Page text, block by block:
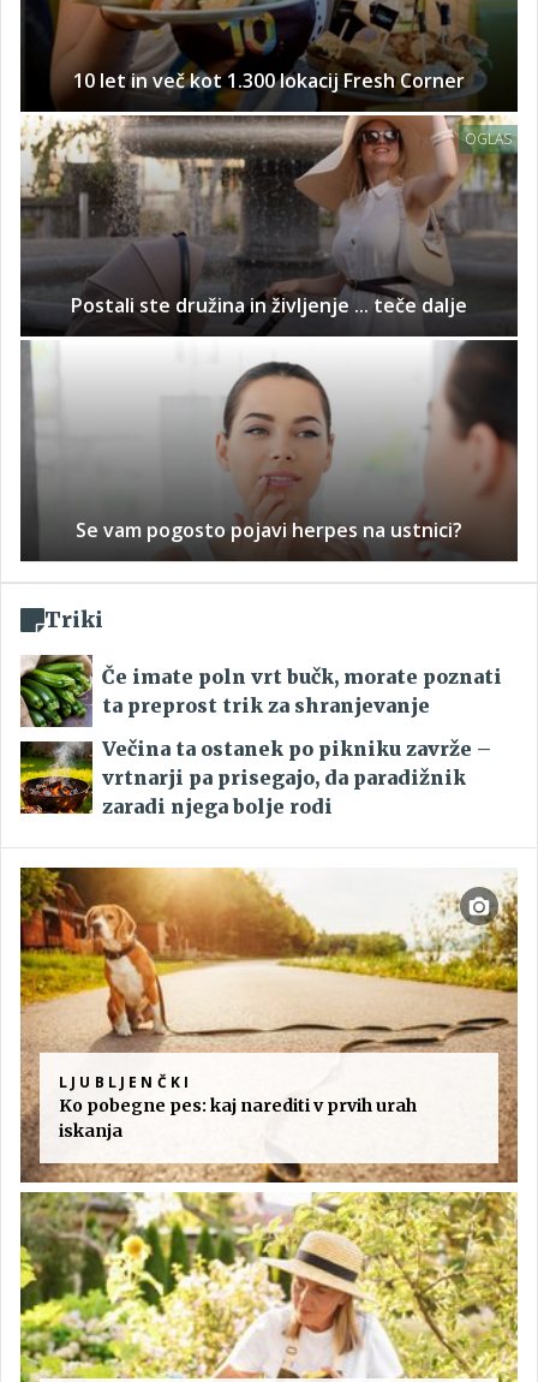
10 let in več kot 1.300 lokacij Fresh Corner
OGLAS
Postali ste družina in življenje ... teče dalje
Se vam pogosto pojavi herpes na ustnici?
Triki
Če imate poln vrt bučk, morate poznati
ta preprost trik za shranjevanje
Večina ta ostanek po pikniku zavrže –
vrtnarji pa prisegajo, da paradižnik
zaradi njega bolje rodi
LJUBLJENČKI
Ko pobegne pes: kaj narediti v prvih urah
iskanja